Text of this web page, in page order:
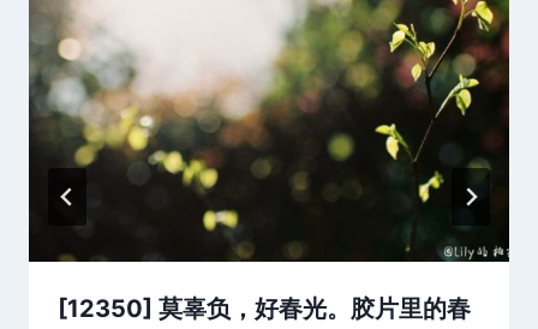
[12350] 莫辜负，好春光。胶片里的春